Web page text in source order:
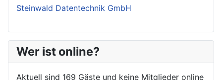
Steinwald Datentechnik GmbH
Wer ist online?
Aktuell sind 169 Gäste und keine Mitglieder online